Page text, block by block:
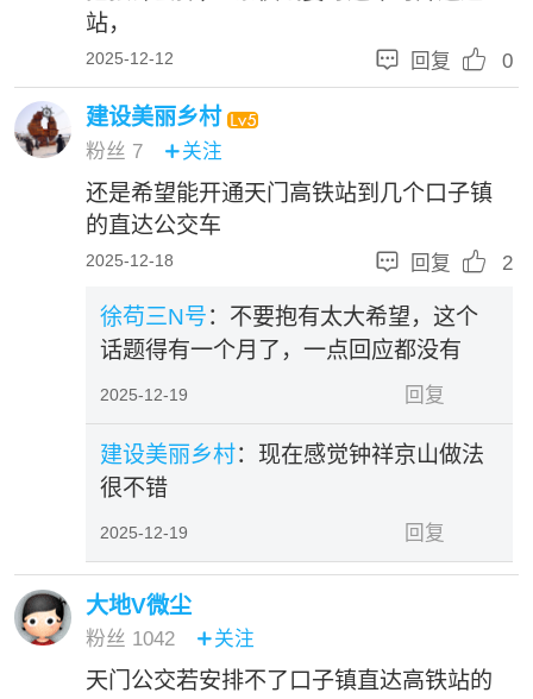
站，
2025-12-12  回复  0
建设美丽乡村
粉丝 7 关注
还是希望能开通天门高铁站到几个口子镇
的直达公交车
2025-12-18  回复  2
徐苟三N号：不要抱有太大希望，这个
话题得有一个月了，一点回应都没有
2025-12-19 回复
建设美丽乡村：现在感觉钟祥京山做法
很不错
2025-12-19 回复
大地V微尘
粉丝 1042 关注
天门公交若安排不了口子镇直达高铁站的